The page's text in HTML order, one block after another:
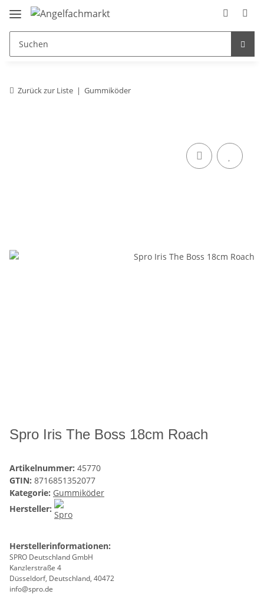
Zurück zur Liste Gummiköder
Spro Iris The Boss 18cm Roach
Artikelnummer: 45770
GTIN: 8716851352077
Kategorie: Gummiköder
Hersteller:
Herstellerinformationen:
SPRO Deutschland GmbH
Kanzlerstraße 4
Düsseldorf, Deutschland, 40472
info@spro.de